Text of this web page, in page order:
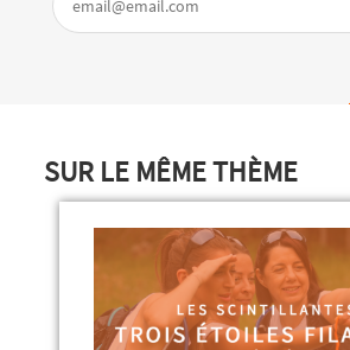
SUR LE MÊME THÈME